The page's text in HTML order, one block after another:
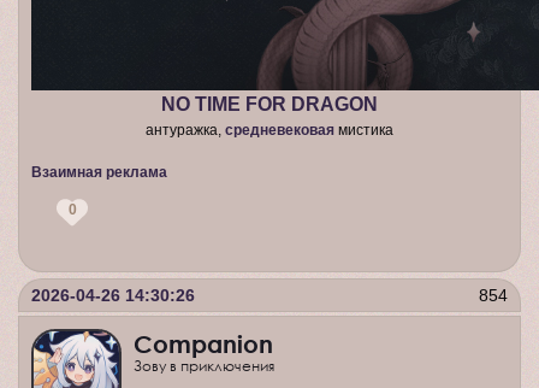
NO TIME FOR DRAGON
антуражка, средневековая мистика
Взаимная реклама
0
854
2026-04-26 14:30:26
Companion
Зову в приключения